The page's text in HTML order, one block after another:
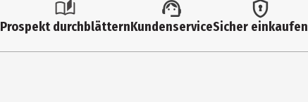
Sonstiges Spielzeug
Prospekt durchblätternKundenserviceSicher einkaufen